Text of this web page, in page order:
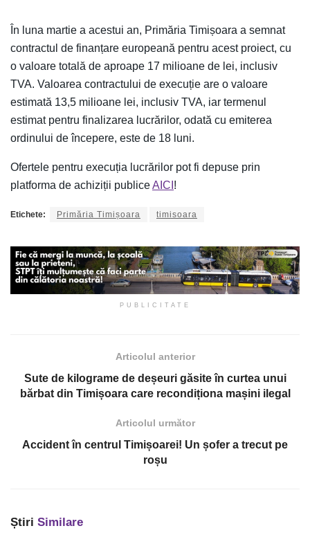
În luna martie a acestui an, Primăria Timișoara a semnat
contractul de finanțare europeană pentru acest proiect, cu
o valoare totală de aproape 17 milioane de lei, inclusiv
TVA. Valoarea contractului de execuție are o valoare
estimată 13,5 milioane lei, inclusiv TVA, iar termenul
estimat pentru finalizarea lucrărilor, odată cu emiterea
ordinului de începere, este de 18 luni.
Ofertele pentru execuția lucrărilor pot fi depuse prin
platforma de achiziții publiceAICI !
Etichete: Primăria Timișoara timisoara
PUBLICITATE
Articolul anterior
Sute de kilograme de deșeuri găsite în curtea unui
bărbat din Timișoara care recondiționa mașini ilegal
Articolul următor
Accident în centrul Timișoarei! Un șofer a trecut pe
roșu
Știri Similare